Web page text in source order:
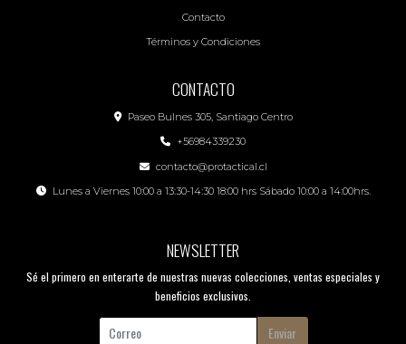
Contacto
Términos y Condiciones
CONTACTO
Paseo Bulnes 305, Santiago Centro
+56984339230
contacto@protactical.cl
Lunes a Viernes 10:00 a 13:30-14:30 18:00 hrs Sábado 10:00 a 14:00hrs.
NEWSLETTER
Sé el primero en enterarte de nuestras nuevas colecciones, ventas especiales y
beneficios exclusivos.
Enviar